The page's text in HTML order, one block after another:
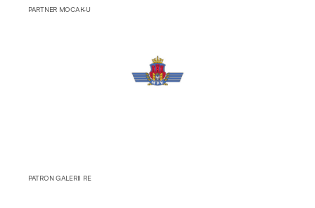
PARTNER MOCAK-U
PATRON GALERII RE